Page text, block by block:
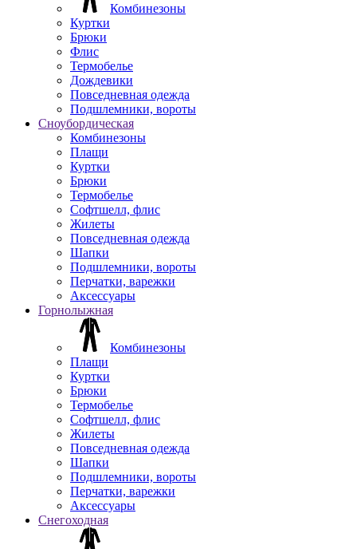
Комбинезоны
Куртки
Брюки
Флис
Термобелье
Дождевики
Повседневная одежда
Подшлемники, вороты
Сноубордическая
Комбинезоны
Плащи
Куртки
Брюки
Термобелье
Софтшелл, флис
Жилеты
Повседневная одежда
Шапки
Подшлемники, вороты
Перчатки, варежки
Аксессуары
Горнолыжная
Комбинезоны
Плащи
Куртки
Брюки
Термобелье
Софтшелл, флис
Жилеты
Повседневная одежда
Шапки
Подшлемники, вороты
Перчатки, варежки
Аксессуары
Снегоходная